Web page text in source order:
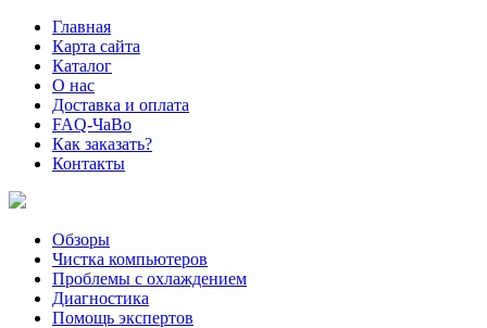
Главная
Карта сайта
Каталог
О нас
Доставка и оплата
FAQ-ЧаВо
Как заказать?
Контакты
Обзоры
Чистка компьютеров
Проблемы с охлаждением
Диагностика
Помощь экспертов